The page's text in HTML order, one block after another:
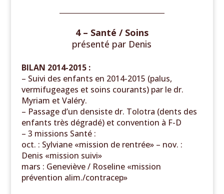
4 – Santé / Soins
présenté par Denis
BILAN 2014-2015 :
– Suivi des enfants en 2014-2015 (palus,
vermifugeages et soins courants) par le dr.
Myriam et Valéry.
– Passage d’un densiste dr. Tolotra (dents des
enfants très dégradé) et convention à F-D
– 3 missions Santé :
oct. : Sylviane «mission de rentrée» – nov. :
Denis «mission suivi»
mars : Geneviève / Roseline «mission
prévention alim./contracep»